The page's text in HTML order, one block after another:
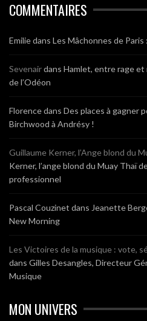
COMMENTAIRES
Emiliedans Les Mâchonnes de
Sevenairdans Hamlet, entre rage
de l’Odéon
Florencedans Des places à gagner
Birchwood à Andrésy !
Guillaume Kerner, l’Ange blond du
Kerner, l’ange blond du Muay Thaï
professionnel
Pascal Couzinet dans Jeanette
New Morning
Les Victoires de la musique : vote,
dans Gilles Desangles, Directeur
Musique
MON UNIVERS